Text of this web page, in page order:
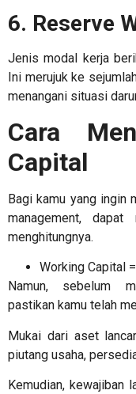
6. Reserve
Jenis modal kerja
Ini merujuk ke
menangani situasi
Cara
Capital
Bagi kamu yang ingin
management, dapat
menghitungnya.
Working Capital
Namun, sebelum
pastikan kamu telah
Mukai dari aset
piutang usaha,
Kemudian, kewajiban